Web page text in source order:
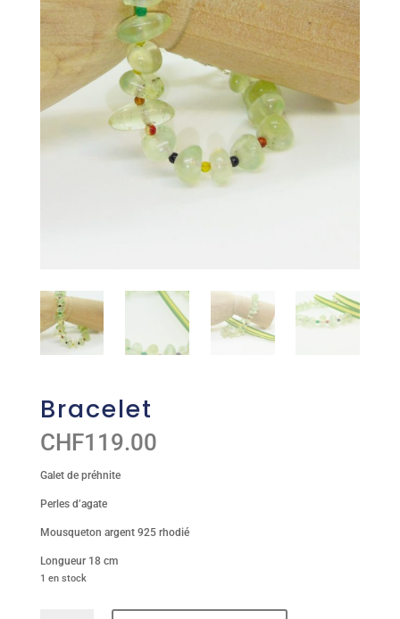
Bracelet
CHF119.00
Galet de préhnite
Perles d’agate
Mousqueton argent 925 rhodié
Longueur 18 cm
1 en stock